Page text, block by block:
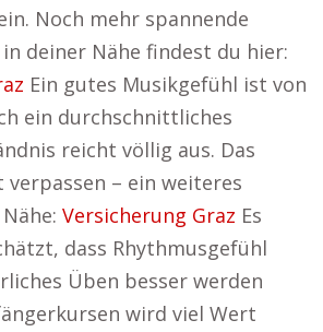
Noch mehr spannende
deiner Nähe findest du hier:
Ein gutes Musikgefühl ist von
ein durchschnittliches
reicht völlig aus. Das
– ein weiteres
Versicherung Graz Es
dass Rhythmusgefühl
Üben besser werden
wird viel Wert